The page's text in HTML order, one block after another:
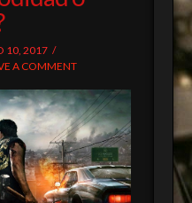
10, 2017
A COMMENT